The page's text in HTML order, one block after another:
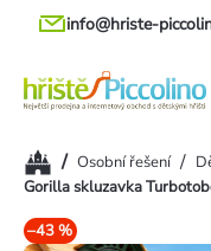
Přejít
info@hriste-
Domů/ Osobní řešení /
Gorilla skluzavka
–43 %